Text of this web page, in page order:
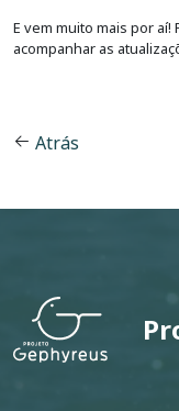
E vem muito mais por
acompanhar as
Atrás